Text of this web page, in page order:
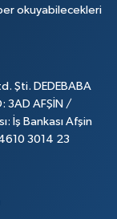
okuyabilecekleri
Şti. DEDEBABA
3AD AFŞİN /
İş Bankası Afşin
3014 23